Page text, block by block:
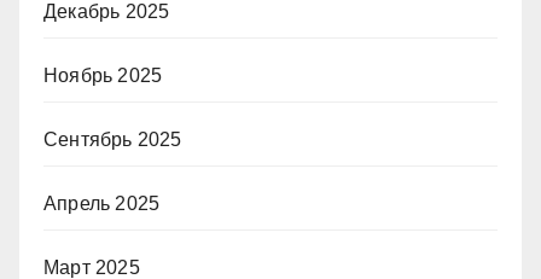
Декабрь 2025
Ноябрь 2025
Сентябрь 2025
Апрель 2025
Март 2025